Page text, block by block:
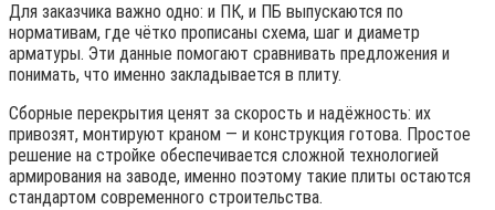
Для заказчика важно одно: и ПК, и ПБ выпускаются по
нормативам, где чётко прописаны схема, шаг и диаметр
арматуры. Эти данные помогают сравнивать предложения и
понимать, что именно закладывается в плиту.
Сборные перекрытия ценят за скорость и надёжность: их
привозят, монтируют краном — и конструкция готова. Простое
решение на стройке обеспечивается сложной технологией
армирования на заводе, именно поэтому такие плиты остаются
стандартом современного строительства.